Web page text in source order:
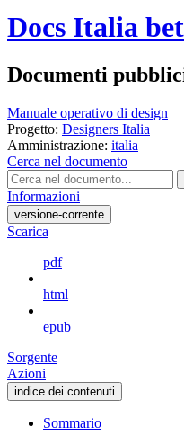
Docs Italia
Documenti
Manuale operativo di design
Progetto: Designers Italia
Amministrazione: italia
Cerca nel documento
Informazioni
versione-corrente
Scarica
pdf
html
epub
Sorgente
Azioni
indice dei contenuti
Sommario